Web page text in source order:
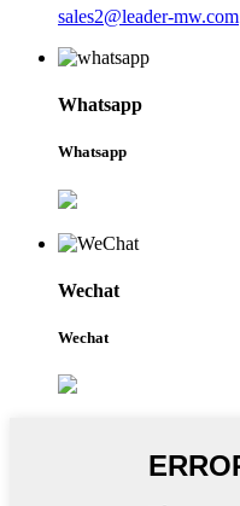
sales2@leader-mw.com
Whatsapp
Whatsapp
Wechat
Wechat